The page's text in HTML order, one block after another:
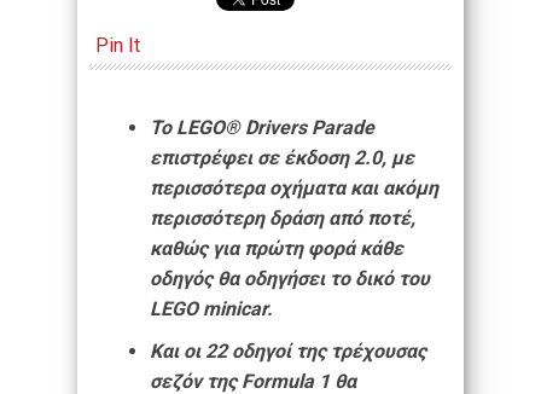
Pin It
Το LEGO® Drivers Parade
επιστρέφει σε έκδοση 2.0, με
περισσότερα οχήματα και ακόμη
περισσότερη δράση από ποτέ,
καθώς για πρώτη φορά κάθε
οδηγός θα οδηγήσει το δικό του
LEGO minicar.
Και οι 22 οδηγοί της τρέχουσας
σεζόν της Formula 1 θα